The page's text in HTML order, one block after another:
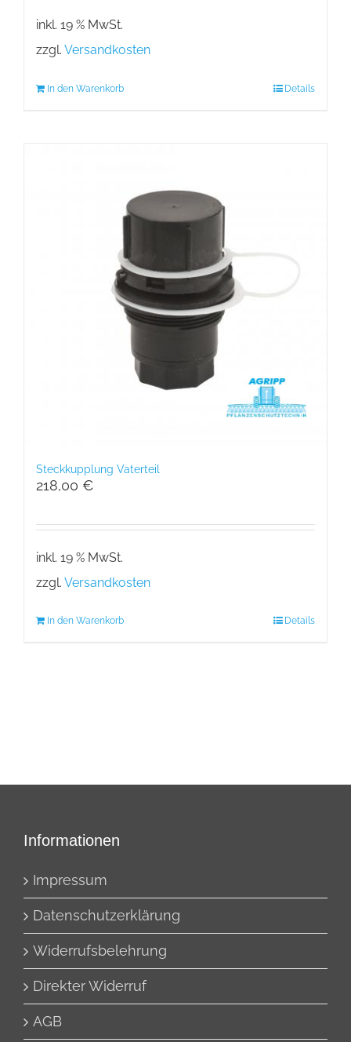
inkl. 19 % MwSt.
zzgl. Versandkosten
In den Warenkorb Details
Steckkupplung Vaterteil
218,00 €
inkl. 19 % MwSt.
zzgl. Versandkosten
In den Warenkorb Details
Informationen
Impressum
Datenschutzerklärung
Widerrufsbelehrung
Direkter Widerruf
AGB